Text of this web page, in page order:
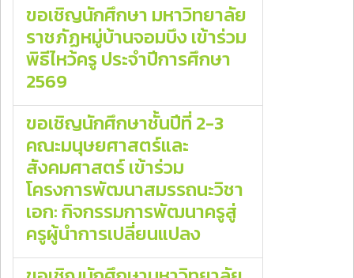
ขอเชิญนักศึกษา มหาวิทยาลัย
ราชภัฏหมู่บ้านจอมบึง เข้าร่วม
พิธีไหว้ครู ประจำปีการศึกษา
2569
ขอเชิญนักศึกษาชั้นปีที่ 2-3
คณะมนุษยศาสตร์และ
สังคมศาสตร์ เข้าร่วม
โครงการพัฒนาสมรรถนะวิชา
เอก: กิจกรรมการพัฒนาครูสู่
ครูผู้นำการเปลี่ยนแปลง